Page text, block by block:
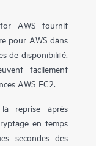
AWS fournit
pour AWS dans
de disponibilité.
facilement
AWS EC2.
reprise après
en temps
secondes des